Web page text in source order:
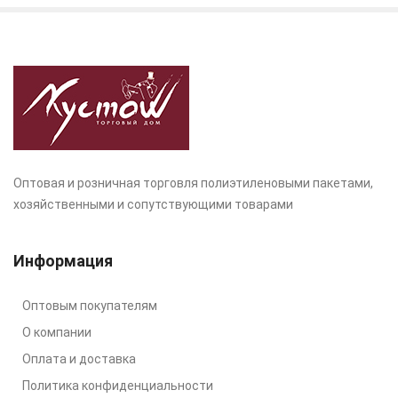
Оптовая и розничная торговля полиэтиленовыми пакетами,
хозяйственными и сопутствующими товарами
Информация
Оптовым покупателям
О компании
Оплата и доставка
Политика конфиденциальности